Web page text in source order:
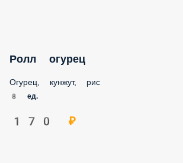
Ролл огурец
Огурец, кунжут, рис
8 ед.
170 ₽